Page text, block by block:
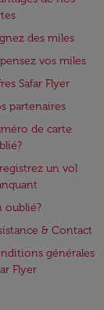
des miles
vos miles
Safar Flyer
partenaires
de carte
un vol
oublié?
& Contact
générales
Flyer